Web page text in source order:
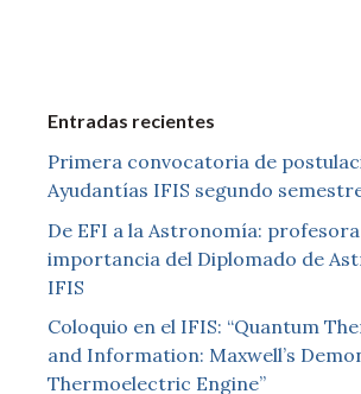
Entradas recientes
Primera convocatoria de
Ayudantías IFIS segundo
De EFI a la Astronomía:
importancia del Diplomado de
IFIS
Coloquio en el IFIS: “Quantum
and Information: Maxwell’s
Thermoelectric Engine”